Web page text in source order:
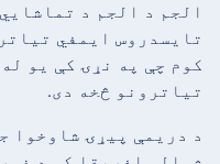
الجم د الجم د
تایسدروس ایمفي
کوم چې په نړۍ کې یو
تیاترونو څخه دی.
د دریمې پیړۍ شاوخوا